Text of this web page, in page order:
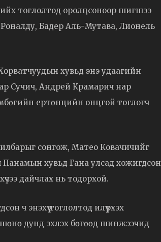
тоглолтод оролцсоноор шигшээ
Роналду, Бадер Аль-Мутава, Лионель
хувьд энэ удаагийн
Сучич, Андрей Крамарич нар
ертөнцийн онцгой тоглогч
сонгож, Матео Ковачичийг
хувьд Гана улсад хожигдсон
дайчлах нь тодорхой.
ч энэхүү тоглолтод илүүрхэх
дунд эхлэх бөгөөд шинжээчид